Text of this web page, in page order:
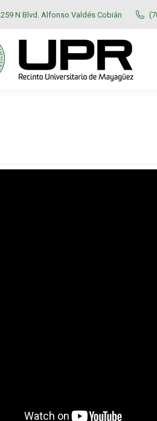
259 N Blvd. Alfonso Valdés Cobián
RUM ADMISIONES